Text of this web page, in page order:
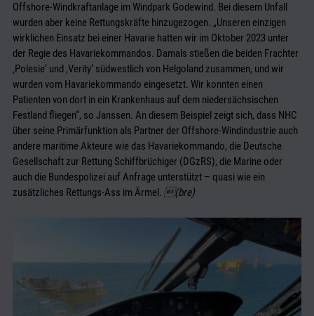
Offshore-Windkraftanlage im Windpark Godewind. Bei diesem Unfall
wurden aber keine Rettungskräfte hinzugezogen. „Unseren einzigen
wirklichen Einsatz bei einer Havarie hatten wir im Oktober 2023 unter
der Regie des Havariekommandos. Damals stießen die beiden Frachter
‚Polesie‘ und ‚Verity‘ südwestlich von Helgoland zusammen, und wir
wurden vom Havariekommando eingesetzt. Wir konnten einen
Patienten von dort in ein Krankenhaus auf dem niedersächsischen
Festland fliegen“, so Janssen. An diesem Beispiel zeigt sich, dass NHC
über seine Primärfunktion als Partner der Offshore-Windindustrie auch
andere maritime Akteure wie das Havariekommando, die Deutsche
Gesellschaft zur Rettung Schiffbrüchiger (DGzRS), die Marine oder
auch die Bundespolizei auf Anfrage unterstützt – quasi wie ein
zusätzliches Rettungs-Ass im Ärmel. (bre)